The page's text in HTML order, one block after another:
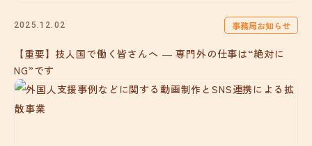
2025.12.02 事務局お知らせ
【重要】技人国で働く皆さんへ ― 専門外の仕事は“絶対に
NG”です